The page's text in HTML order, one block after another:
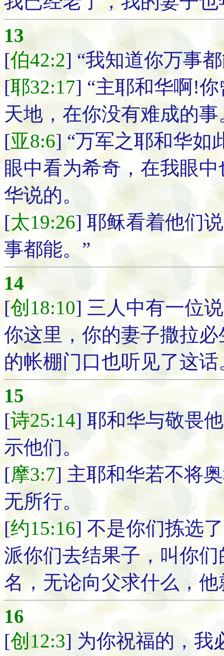
13
[伯42:2] “我知道你万事
[耶32:17] “主耶和华啊!
天地，在你没有难成的事
[亚8:6] “万军之耶和华如
眼中看为希奇，在我眼
华说的。
[太19:26] 耶稣看着他们
事都能。”
14
[创18:10] 三人中有一位
你这里，你的妻子撒拉
的帐棚门口也听见了这话
15
[诗25:14] 耶和华与敬畏
示他们。
[摩3:7] 主耶和华若不将
无所行。
[约15:16] 不是你们拣选
派你们去结果子，叫你
名，无论向父求什么，
16
[创12:3] 为你祝福的，我